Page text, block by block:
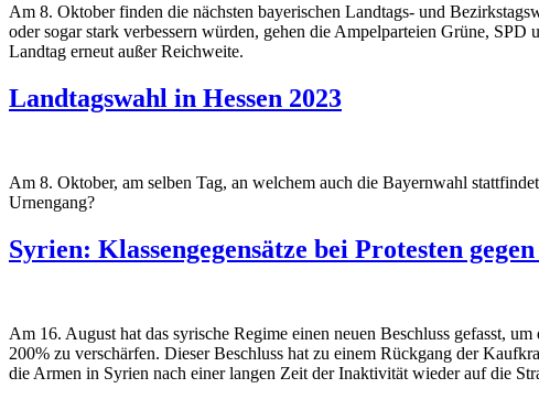
Am 8. Oktober finden die nächsten bayerischen Landtags- und
oder sogar stark verbessern würden, gehen die Ampelparteien Grüne,
Landtag erneut außer Reichweite.
Landtagswahl in Hessen 2023
Am 8. Oktober, am selben Tag, an welchem auch die Bayernwahl
Urnengang?
Syrien: Klassengegensätze bei Protesten
Am 16. August hat das syrische Regime einen neuen Beschluss gefasst,
200% zu verschärfen. Dieser Beschluss hat zu einem Rückgang der
die Armen in Syrien nach einer langen Zeit der Inaktivität wieder auf die